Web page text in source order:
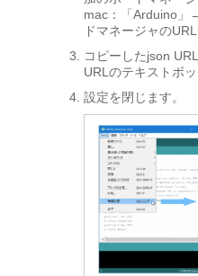
mac：「Arduino
ドマネージャのURL
コピーしたjson
URLのテキストボ
設定を閉じます。